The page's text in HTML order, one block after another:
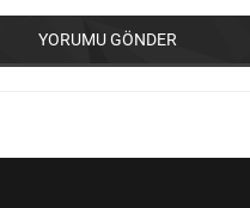
YORUMU GÖNDER